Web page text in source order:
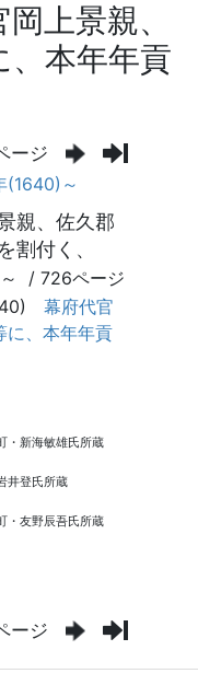
上景親、
、本年年貢
ージ
ージ